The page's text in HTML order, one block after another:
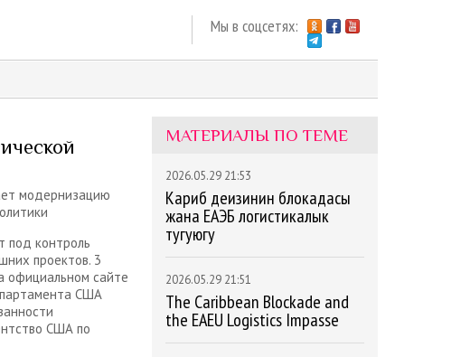
Мы в соцсетях:
модернизацию
под контроль
проектов. 3
официальном сайте
США
США по
МАТЕРИАЛЫ ПО ТЕМЕ
2026.05.29 21:53
Кариб деңизинин блокадасы
жана ЕАЭБ логистикалык
туңгуюгу
2026.05.29 21:51
The Caribbean Blockade and
the EAEU Logistics Impasse